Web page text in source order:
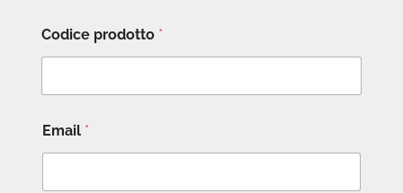
Codice prodotto *
Email *